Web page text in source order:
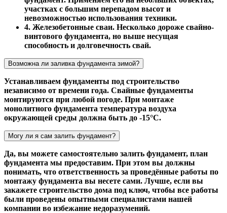
участках с большим перепадом высот и
невозможностью использования техники.
4. Железобетонные сваи. Несколько дороже свайно-
винтового фундамента, но выше несущая
способность и долговечность свай.
Возможна ли заливка фундамента зимой?
Устанавливаем фундаменты под строительство
независимо от времени года. Свайные фундаменты
монтируются при любой погоде. При монтаже
монолитного фундамента температура воздуха
окружающей среды должна быть до -15°С.
Могу ли я сам залить фундамент?
Да, вы можете самостоятельно залить фундамент, план
фундамента мы предоставим. При этом вы должны
понимать, что ответственность за проведённые работы по
монтажу фундамента вы несете сами. Лучше, если вы
закажете строительство дома под ключ, чтобы все работы
были проведены опытными специалистами нашей
компании во избежание недоразумений.